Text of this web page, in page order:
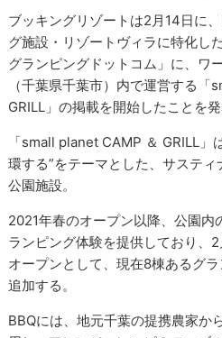
ブッキングリゾートは2月14日に
グ施設・リゾートヴィラに特化し
グランピングドットコム」に、ワ
（千葉県千葉市）内で運営する「
GRILL」の掲載を開始したことを発
「small planet CAMP ＆ GRILL」
環する”をテーマとした、サステ
公園施設。
2021年春のオープン以降、公園内
ランピング体験を提供しており、
オープンとして、現在8棟あるグ
追加する。
BBQには、地元千葉の提携農家か